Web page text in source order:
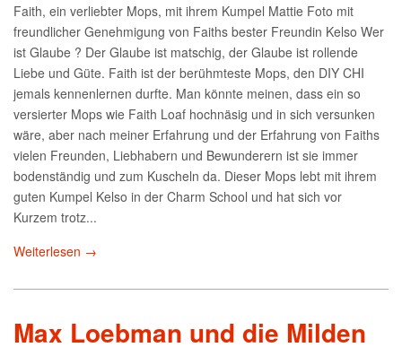
Faith, ein verliebter Mops, mit ihrem Kumpel Mattie Foto mit
freundlicher Genehmigung von Faiths bester Freundin Kelso Wer
ist Glaube ? Der Glaube ist matschig, der Glaube ist rollende
Liebe und Güte. Faith ist der berühmteste Mops, den DIY CHI
jemals kennenlernen durfte. Man könnte meinen, dass ein so
versierter Mops wie Faith Loaf hochnäsig und in sich versunken
wäre, aber nach meiner Erfahrung und der Erfahrung von Faiths
vielen Freunden, Liebhabern und Bewunderern ist sie immer
bodenständig und zum Kuscheln da. Dieser Mops lebt mit ihrem
guten Kumpel Kelso in der Charm School und hat sich vor
Kurzem trotz...
Weiterlesen →
Max Loebman und die Milden